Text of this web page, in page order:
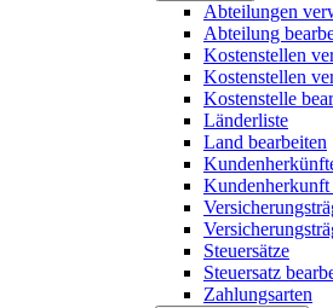
Abteilungen
Abteilung
Kostenstellen
Kostenstellen
Kostenstelle
Länderliste
Land bearbeiten
Kundenherkunft
Steuersätze
Steuersatz
Zahlungsarten